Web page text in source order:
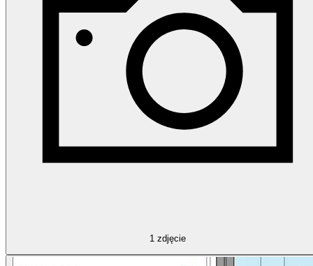
1 zdjęcie